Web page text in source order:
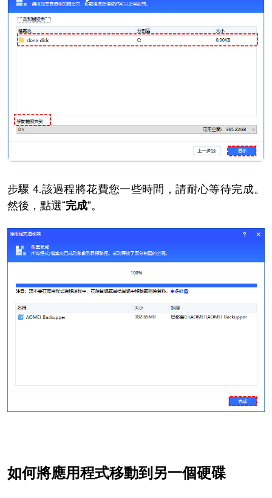
步驟 4.該過程將花費您一些時間，請耐心等待完成。
然後，點選“完成”。
如何將應用程式移動到另一個硬碟